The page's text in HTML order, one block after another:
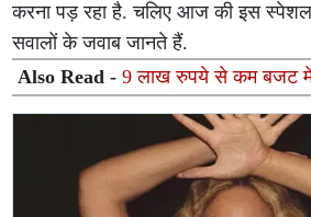
करना पड़ रहा है. चलिए आज की इस स्पेशल
सवालों के जवाब जानते हैं.
Also Read -9 लाख रुपये से कम बजट
3 शानदार कारें, फीचर्स भी हैं दमदार